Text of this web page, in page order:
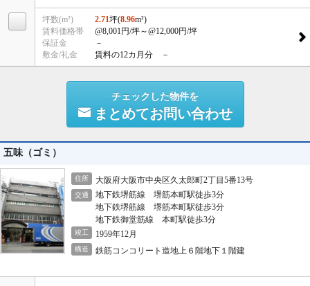
坪数(m²) 2.71坪(8.96m²)
賃料価格帯
@8,001円/坪～@12,000円/坪
保証金
－
敷金/礼金
賃料の12カ月分 －
チェックした物件を
まとめてお問い合わせ
五味（ゴミ）
住所 大阪府大阪市中央区久太郎町2丁目5番13号
交通
地下鉄堺筋線 堺筋本町駅徒歩3分
地下鉄堺筋線 堺筋本町駅徒歩3分
地下鉄御堂筋線 本町駅徒歩3分
竣工 1959年12月
構造 鉄筋コンコリート造地上６階地下１階建